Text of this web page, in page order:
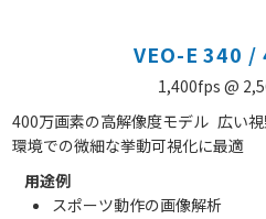
VEO-E 340
1,400fps @
400万画素の高解像度モデル 広い
環境での微細な挙動可視化に最適
用途例
スポーツ動作の画像解析